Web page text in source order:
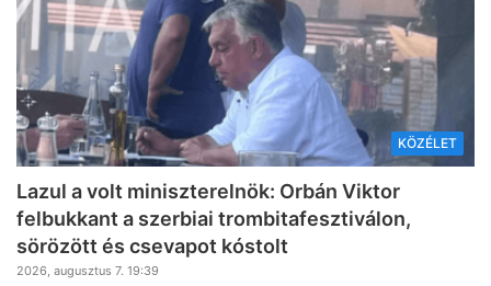
KÖZÉLET
Lazul a volt miniszterelnök: Orbán Viktor
felbukkant a szerbiai trombitafesztiválon,
sörözött és csevapot kóstolt
2026, augusztus 7. 19:39